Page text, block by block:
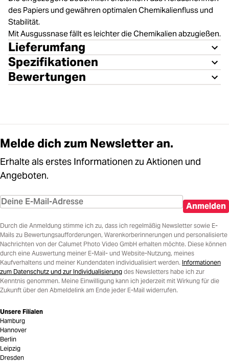
des Papiers und gewähren optimalen Chemikalienfluss und
Stabilität.
Mit Ausgussnase fällt es leichter die Chemikalien abzugießen.
Lieferumfang
Spezifikationen
Bewertungen
Melde dich zum Newsletter an.
Erhalte als erstes Informationen zu Aktionen und
Angeboten.
Anmelden
Durch die Anmeldung stimme ich zu, dass ich regelmäßig Newsletter sowie E-
Mails zu Bewertungsaufforderungen, Warenkorberinnerungen und personalisierte
Nachrichten von der Calumet Photo Video GmbH erhalten möchte. Diese können
durch eine Auswertung meiner E-Mail- und Website-Nutzung, meines
Kaufverhaltens und meiner Kundendaten individualisiert werden. Informationen
zum Datenschutz und zur Individualisierung des Newsletters habe ich zur
Kenntnis genommen. Meine Einwilligung kann ich jederzeit mit Wirkung für die
Zukunft über den Abmeldelink am Ende jeder E-Mail widerrufen.
Unsere Filialen
Hamburg
Hannover
Berlin
Leipzig
Dresden